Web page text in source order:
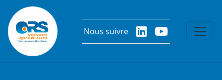
Aller au contenu principal
Nous suivre